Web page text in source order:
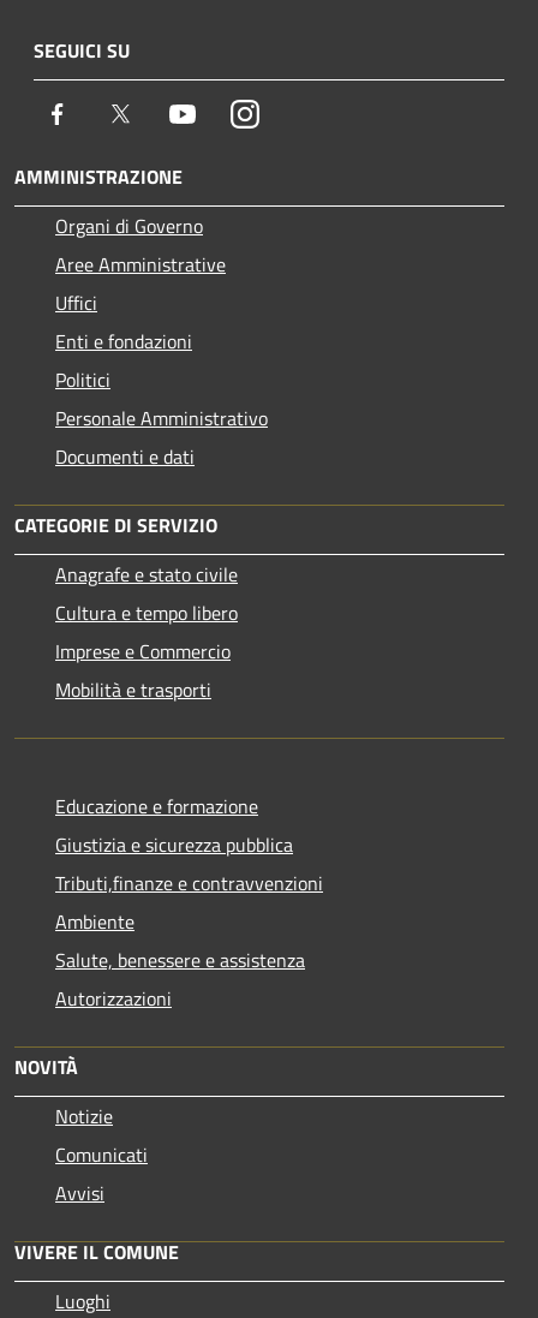
SEGUICI SU
Facebook Twitter YoutubeInstagram
AMMINISTRAZIONE
Organi di Governo
Aree Amministrative
Uffici
Enti e fondazioni
Politici
Personale Amministrativo
Documenti e dati
CATEGORIE DI SERVIZIO
Anagrafe e stato civile
Cultura e tempo libero
Imprese e Commercio
Mobilità e trasporti
Educazione e formazione
Giustizia e sicurezza pubblica
Tributi,finanze e contravvenzioni
Ambiente
Salute, benessere e assistenza
Autorizzazioni
NOVITÀ
Notizie
Comunicati
Avvisi
VIVERE IL COMUNE
Luoghi